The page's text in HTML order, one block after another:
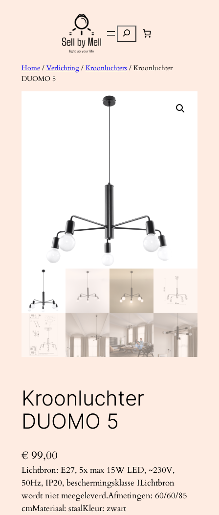
Zoeken
Home/ Verlichting/ Kroonluchters/ Kroonluchter
DUOMO 5
Kroonluchter
DUOMO 5
€ 99,00
Lichtbron: E27, 5x max 15W LED, ~230V,
50Hz, IP20, beschermingsklasse ILichtbron
wordt niet meegeleverd.Afmetingen: 60/60/85
cmMateriaal: staalKleur: zwart